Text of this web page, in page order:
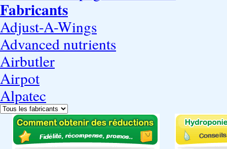
Fabricants
Adjust-A-Wings
Advanced nutrients
Airbutler
Airpot
Alpatec